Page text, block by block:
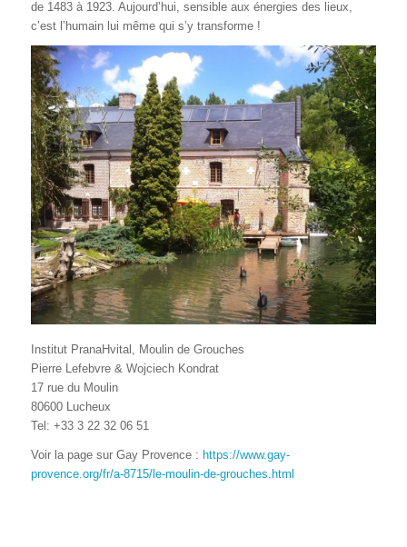
de 1483 à 1923. Aujourd’hui, sensible aux énergies des lieux,
c’est l’humain lui même qui s’y transforme !
Institut PranaHvital, Moulin de Grouches
Pierre Lefebvre & Wojciech Kondrat
17 rue du Moulin
80600 Lucheux
Tel: +33 3 22 32 06 51
Voir la page sur Gay Provence : https://www.gay-
provence.org/fr/a-8715/le-moulin-de-grouches.html